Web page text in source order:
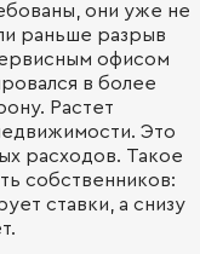
они уже не
раньше разрыв
офисом
в более
Растет
Это
расходов. Такое
собственников:
ставки, а снизу